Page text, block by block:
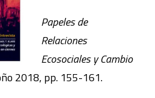
Papeles de
Relaciones
Ecosociales y Cambio
2018, pp. 155-161.